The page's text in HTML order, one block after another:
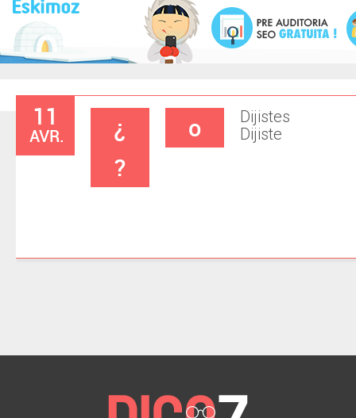
11
AVR. ¿ Dijistes
o Dijiste
?